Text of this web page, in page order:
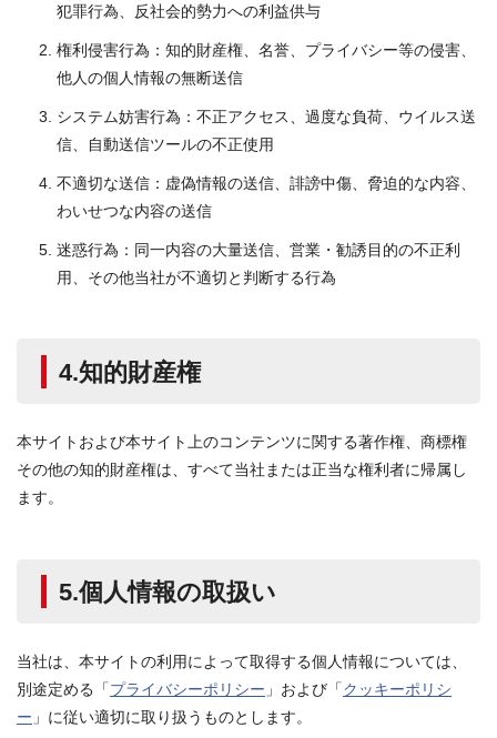
犯罪行為、反社会的勢力への利益供与
権利侵害行為：知的財産権、名誉、プライバシー等の侵害、
他人の個人情報の無断送信
システム妨害行為：不正アクセス、過度な負荷、ウイルス送
信、自動送信ツールの不正使用
不適切な送信：虚偽情報の送信、誹謗中傷、脅迫的な内容、
わいせつな内容の送信
迷惑行為：同一内容の大量送信、営業・勧誘目的の不正利
用、その他当社が不適切と判断する行為
4.知的財産権
本サイトおよび本サイト上のコンテンツに関する著作権、商標権
その他の知的財産権は、すべて当社または正当な権利者に帰属し
ます。
5.個人情報の取扱い
当社は、本サイトの利用によって取得する個人情報については、
別途定める「プライバシーポリシー 」および「クッキーポリシ
ー 」に従い適切に取り扱うものとします。